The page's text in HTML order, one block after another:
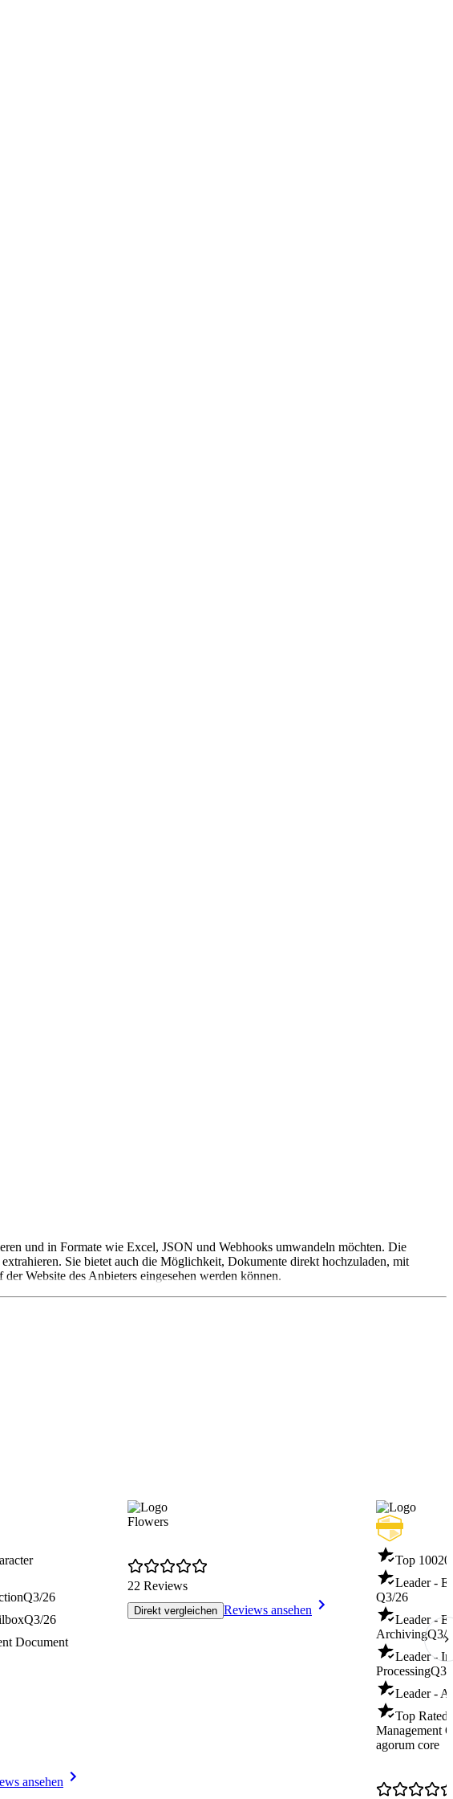
und in Formate wie Excel, JSON und Webhooks umwandeln möchten. Die
Sie bietet auch die Möglichkeit, Dokumente direkt hochzuladen, mit
Website des Anbieters eingesehen werden können.
Q3/26
Q3/26
Document
ansehen
Flowers
22 Reviews
Direkt vergleichen Reviews ansehen
Top 100
Leader -
Q3/26
Leader -
ArchivingQ3/
Leader -
ProcessingQ3/
Leader -
Top Rated
Management
agorum core